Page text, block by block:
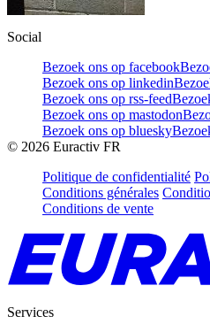
Social
Bezoek ons op facebook
Bezoek ons op linkedin
Bezoek ons op rss-feed
Bezoek ons op mastodon
Bezoek ons op bluesky
© 2026 Euractiv FR
Politique de confidentialité
Conditions générales
Conditions de vente
Services